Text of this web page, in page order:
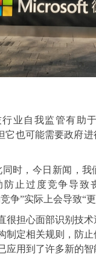
业自我监管有助
它也可能需要政府
同时，今日新闻，我
防止过度竞争导致
争”实际上会导致“
很担心面部识别技
制定相关规则，防
应用到了许多新的